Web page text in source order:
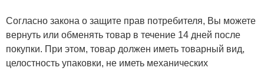
Согласно закона о защите прав потребителя, Вы можете
вернуть или обменять товар в течение 14 дней после
покупки. При этом, товар должен иметь товарный вид,
целостность упаковки, не иметь механических